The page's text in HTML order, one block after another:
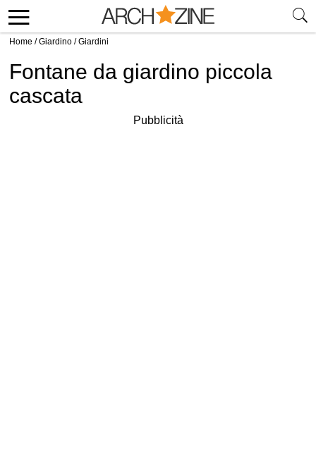
Home /Giardino /Giardini
Fontane da giardino piccola
cascata
Pubblicità